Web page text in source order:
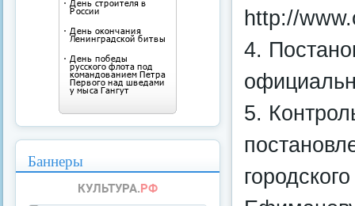
http://
4.
5.
Баннеры